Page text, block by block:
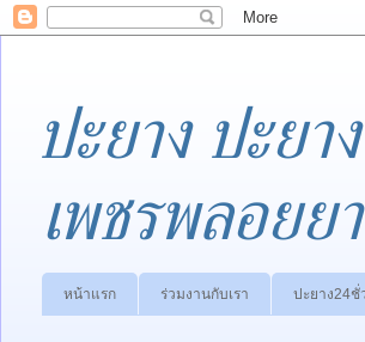
ปะยาง ปะย
เพชรพลอยย
หน้าแรก ร่วมงานกับเรา ปะยาง24ชั่